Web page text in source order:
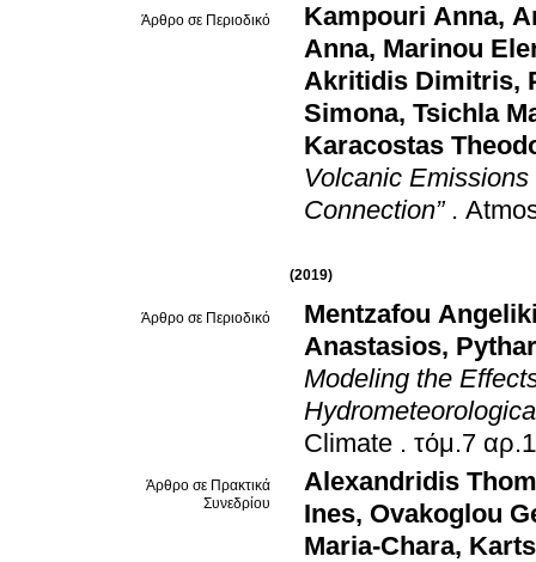
Άρθρο σε Περιοδικό Kampouri Anna,
Anna, Marinou
Akritidis Dimitris,
Simona, Tsichla
Karacostas
Volcanic
Connection” .
(2019)
Άρθρο σε Περιοδικό
Mentzafou
Anastasios,
Modeling the
Climate .
Άρθρο σε Πρακτικά
Συνεδρίου
Alexandridis
Ines, Ovakoglou
Maria-Chara,